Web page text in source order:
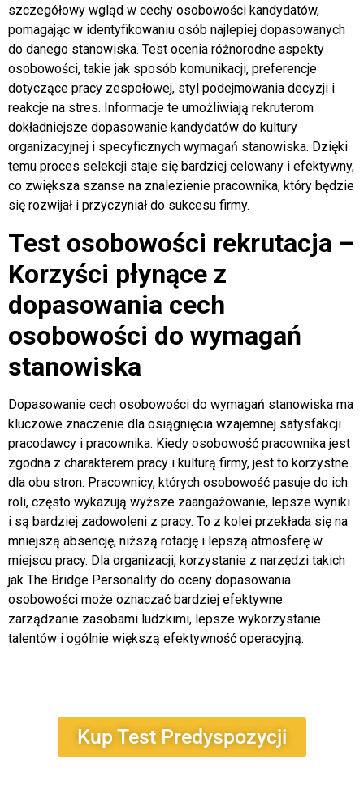
szczegółowy wgląd w cechy osobowości kandydatów,
pomagając w identyfikowaniu osób najlepiej dopasowanych
do danego stanowiska. Test ocenia różnorodne aspekty
osobowości, takie jak sposób komunikacji, preferencje
dotyczące pracy zespołowej, styl podejmowania decyzji i
reakcje na stres. Informacje te umożliwiają rekruterom
dokładniejsze dopasowanie kandydatów do kultury
organizacyjnej i specyficznych wymagań stanowiska. Dzięki
temu proces selekcji staje się bardziej celowany i efektywny,
co zwiększa szanse na znalezienie pracownika, który będzie
się rozwijał i przyczyniał do sukcesu firmy.
Test osobowości rekrutacja –
Korzyści płynące z
dopasowania cech
osobowości do wymagań
stanowiska
Dopasowanie cech osobowości do wymagań stanowiska ma
kluczowe znaczenie dla osiągnięcia wzajemnej satysfakcji
pracodawcy i pracownika. Kiedy osobowość pracownika jest
zgodna z charakterem pracy i kulturą firmy, jest to korzystne
dla obu stron. Pracownicy, których osobowość pasuje do ich
roli, często wykazują wyższe zaangażowanie, lepsze wyniki
i są bardziej zadowoleni z pracy. To z kolei przekłada się na
mniejszą absencję, niższą rotację i lepszą atmosferę w
miejscu pracy. Dla organizacji, korzystanie z narzędzi takich
jak The Bridge Personality do oceny dopasowania
osobowości może oznaczać bardziej efektywne
zarządzanie zasobami ludzkimi, lepsze wykorzystanie
talentów i ogólnie większą efektywność operacyjną.
Kup Test Predyspozycji